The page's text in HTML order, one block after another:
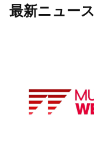
最新ニュース